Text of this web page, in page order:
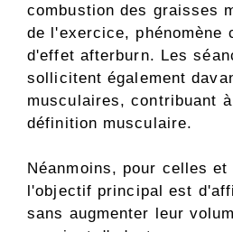
combustion des graisses
de l'exercice, phénomène
d'effet afterburn. Les
sollicitent également
musculaires, contribuant
définition musculaire.
Néanmoins, pour celles et
l'objectif principal est
sans augmenter leur